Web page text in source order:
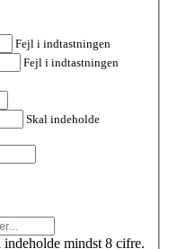
Fejl i indtastningen
Fejl i indtastningen
Skal indeholde
mindst 8 cifre.